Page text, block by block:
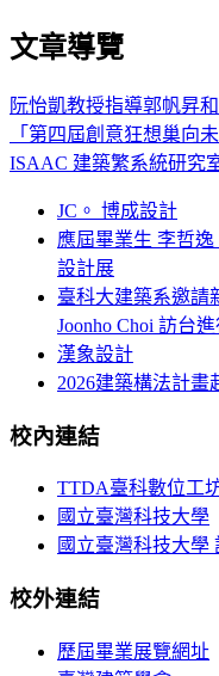
文章導覽
阮怡凱教授指導郭帆昇
「第四屆創意狂想巢向
ISAAC 建築繁系統研究
JC。 博成設計
應屆畢業生 李哲
設計展
臺科大建築系邀請
Joonho Choi 訪台
漢象設計
2026建築構法計
校內連結
TTDA臺科數位工
國立臺灣科技大學
國立臺灣科技大學
校外連結
歷屆畢業展覽網址